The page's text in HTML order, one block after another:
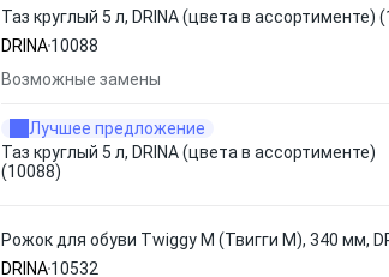
Таз круглый 5 л, DRINA (цвета в ассортименте)
DRINA10088
Возможные замены
Лучшее предложение
Таз круглый 5 л, DRINA (цвета в ассортименте)
(10088)
Рожок для обуви Twiggy M (Твигги М), 340 мм,
DRINA10532